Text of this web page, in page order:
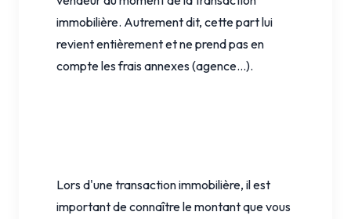
immobilière. Autrement dit, cette part lui
revient entièrement et ne prend pas en
compte les frais annexes (agence...).
Lors d'une transaction immobilière, il est
important de connaître le montant que vous